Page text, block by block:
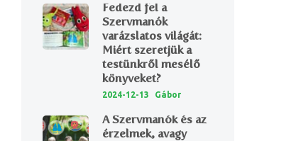
Fedezd fel a
Szervmanók
varázslatos világát:
Miért szeretjük a
testünkről mesélő
könyveket?
2024-12-13 Gábor
A Szervmanók és az
érzelmek, avagy